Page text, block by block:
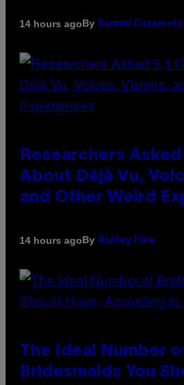
14 hours agoBy Sammi Caramela
Researchers
About Déjà Vu,
and Other Weird
14 hours agoBy Ashley Fike
The Ideal Number
Bridesmaids You